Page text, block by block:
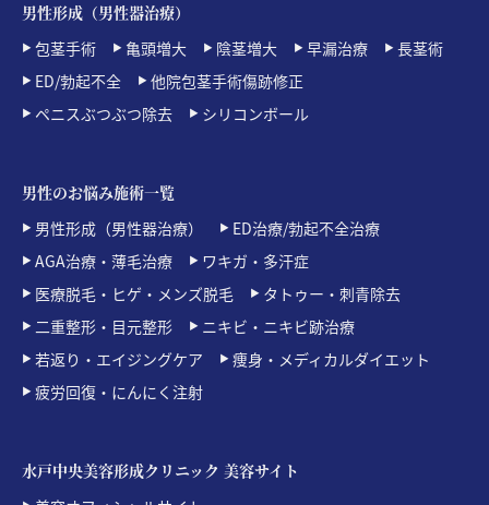
男性形成（男性器治療）
包茎手術
亀頭増大 陰茎増大 早漏治療
長茎術
ED/勃起不全
他院包茎手術傷跡修正
ペニスぶつぶつ除去
シリコンボール
男性のお悩み施術一覧
男性形成（男性器治療）
ED治療/勃起不全治療
AGA治療・薄毛治療
ワキガ・多汗症
医療脱毛・ヒゲ・メンズ脱毛
タトゥー・刺青除去
二重整形・目元整形
ニキビ・ニキビ跡治療
若返り・エイジングケア
痩身・メディカルダイエット
疲労回復・にんにく注射
水戸中央美容形成クリニック 美容サイト